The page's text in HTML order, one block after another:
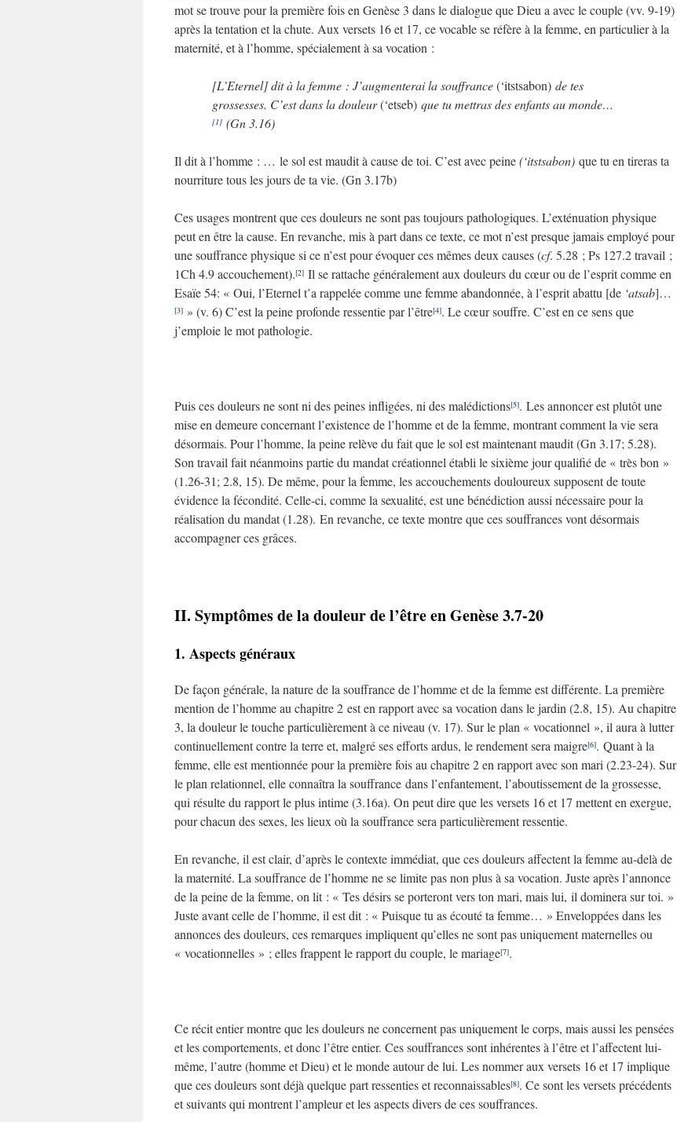
mot se trouve pour la première fois en Genèse 3 dans le dialogue que Dieu a avec le couple (vv. 9-19)
après la tentation et la chute. Aux versets 16 et 17, ce vocable se réfère à la femme, en particulier à la
maternité, et à l’homme, spécialement à sa vocation :
[L’Eternel] dit à la femme : J’augmenterai la souffrance(‘itstsabon) de tes
grossesses. C’est dans la douleur(‘etseb) que tu mettras des enfants au monde…
[1] (Gn 3.16)
Il dit à l’homme : … le sol est maudit à cause de toi. C’est avec peine(‘itstsabon) que tu en tireras ta
nourriture tous les jours de ta vie. (Gn 3.17b)
Ces usages montrent que ces douleurs ne sont pas toujours pathologiques. L’exténuation physique
peut en être la cause. En revanche, mis à part dans ce texte, ce mot n’est presque jamais employé pour
une souffrance physique si ce n’est pour évoquer ces mêmes deux causes (cf. 5.28 ; Ps 127.2 travail ;
1Ch 4.9 accouchement).[2] Il se rattache généralement aux douleurs du cœur ou de l’esprit comme en
Esaïe 54: « Oui, l’Eternel t’a rappelée comme une femme abandonnée, à l’esprit abattu [de ‘atsab]…
[3] » (v. 6) C’est la peine profonde ressentie par l’être[4]. Le cœur souffre. C’est en ce sens que
j’emploie le mot pathologie.
Puis ces douleurs ne sont ni des peines infligées, ni des malédictions[5]. Les annoncer est plutôt une
mise en demeure concernant l’existence de l’homme et de la femme, montrant comment la vie sera
désormais. Pour l’homme, la peine relève du fait que le sol est maintenant maudit (Gn 3.17; 5.28).
Son travail fait néanmoins partie du mandat créationnel établi le sixième jour qualifié de « très bon »
(1.26-31; 2.8, 15). De même, pour la femme, les accouchements douloureux supposent de toute
évidence la fécondité. Celle-ci, comme la sexualité, est une bénédiction aussi nécessaire pour la
réalisation du mandat (1.28). En revanche, ce texte montre que ces souffrances vont désormais
accompagner ces grâces.
II. Symptômes de la douleur de l’être en Genèse 3.7-20
1. Aspects généraux
De façon générale, la nature de la souffrance de l’homme et de la femme est différente. La première
mention de l’homme au chapitre 2 est en rapport avec sa vocation dans le jardin (2.8, 15). Au chapitre
3, la douleur le touche particulièrement à ce niveau (v. 17). Sur le plan « vocationnel », il aura à lutter
continuellement contre la terre et, malgré ses efforts ardus, le rendement sera maigre[6]. Quant à la
femme, elle est mentionnée pour la première fois au chapitre 2 en rapport avec son mari (2.23-24). Sur
le plan relationnel, elle connaîtra la souffrance dans l’enfantement, l’aboutissement de la grossesse,
qui résulte du rapport le plus intime (3.16a). On peut dire que les versets 16 et 17 mettent en exergue,
pour chacun des sexes, les lieux où la souffrance sera particulièrement ressentie.
En revanche, il est clair, d’après le contexte immédiat, que ces douleurs affectent la femme au-delà de
la maternité. La souffrance de l’homme ne se limite pas non plus à sa vocation. Juste après l’annonce
de la peine de la femme, on lit : « Tes désirs se porteront vers ton mari, mais lui, il dominera sur toi. »
Juste avant celle de l’homme, il est dit : « Puisque tu as écouté ta femme… » Enveloppées dans les
annonces des douleurs, ces remarques impliquent qu’elles ne sont pas uniquement maternelles ou
« vocationnelles » ; elles frappent le rapport du couple, le mariage[7].
Ce récit entier montre que les douleurs ne concernent pas uniquement le corps, mais aussi les pensées
et les comportements, et donc l’être entier. Ces souffrances sont inhérentes à l’être et l’affectent lui-
même, l’autre (homme et Dieu) et le monde autour de lui. Les nommer aux versets 16 et 17 implique
que ces douleurs sont déjà quelque part ressenties et reconnaissables[8]. Ce sont les versets précédents
et suivants qui montrent l’ampleur et les aspects divers de ces souffrances.